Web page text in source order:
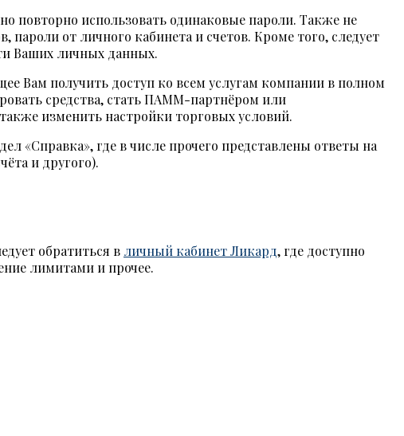
повторно использовать одинаковые пароли. Также не
от личного кабинета и счетов. Кроме того, следует
Ваших личных данных.
Вам получить доступ ко всем услугам компании в полном
средства, стать ПАММ-партнёром или
изменить настройки торговых условий.
«Справка», где в числе прочего представлены ответы на
и другого).
обратиться в личный кабинет Ликард, где доступно
лимитами и прочее.